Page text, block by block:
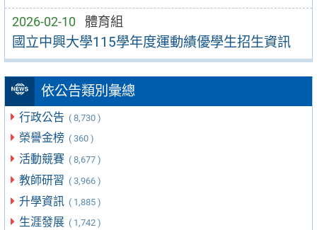
2026-02-10 體育組
國立中興大學115學年度運動績優學生招生資訊
依公告類別彙總
行政公告 ( 8,730 )
榮譽金榜 ( 360 )
活動競賽 ( 8,677 )
教師研習 ( 3,966 )
升學資訊 ( 1,885 )
生涯發展 ( 1,742 )